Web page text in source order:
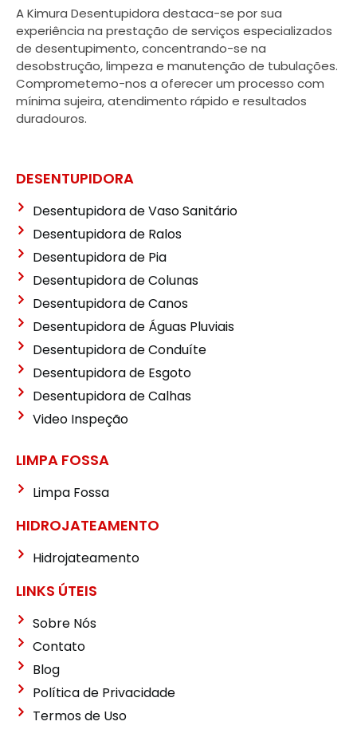
A Kimura Desentupidora destaca-se por sua
experiência na prestação de serviços especializados
de desentupimento, concentrando-se na
desobstrução, limpeza e manutenção de tubulações.
Comprometemo-nos a oferecer um processo com
mínima sujeira, atendimento rápido e resultados
duradouros.
DESENTUPIDORA
Desentupidora de Vaso Sanitário
Desentupidora de Ralos
Desentupidora de Pia
Desentupidora de Colunas
Desentupidora de Canos
Desentupidora de Águas Pluviais
Desentupidora de Conduíte
Desentupidora de Esgoto
Desentupidora de Calhas
Video Inspeção
LIMPA FOSSA
Limpa Fossa
HIDROJATEAMENTO
Hidrojateamento
LINKS ÚTEIS
Sobre Nós
Contato
Blog
Política de Privacidade
Termos de Uso